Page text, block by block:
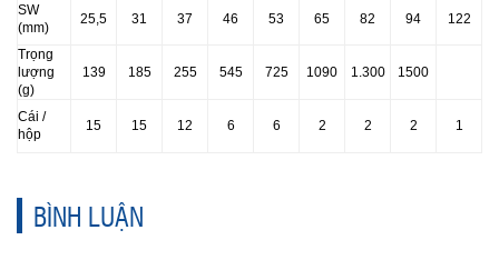
SW
(mm)
25,5 31 37 46 53 65 82 94 122
Trọng
lượng
(g)
139 185 255 545 725 1090 1.300 1500
Cái /
hộp
15 15 12 6 6 2 2 2 1
BÌNH LUẬN